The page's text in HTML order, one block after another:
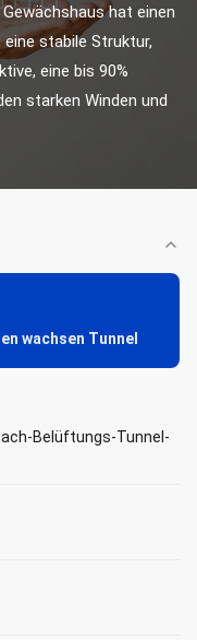
hat einen
stabile Struktur,
eine bis 90%
starken Winden und
wachsen Tunnel
Belüftungs-Tunnel-